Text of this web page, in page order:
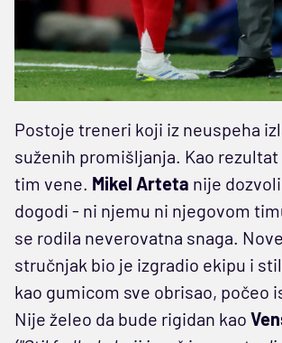
Postoje treneri koji iz neuspeha
suženih promišljanja. Kao
tim vene. Mikel Arteta nije
dogodi - ni njemu ni njegovom
se rodila neverovatna snaga.
stručnjak bio je izgradio ekipu i
kao gumicom sve obrisao, počeo
Nije želeo da bude rigidan kao